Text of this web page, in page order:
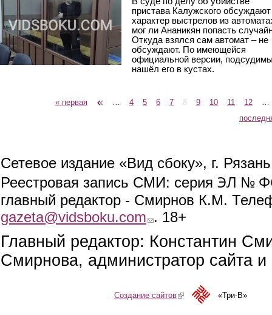
пристава Калужского обсуждают
характер выстрелов из автомата:
мог ли Ананикян попасть
Откуда взялся сам автомат – не
обсуждают. По имеющейся
официальной версии,
нашёл его в кустах.
« первая … 4 5 6 7 8 9 10 11 12
…
Сетевое издание «Вид сбоку», г.
Реестровая запись СМИ: серия ЭЛ №
главный редактор - Смирнов К.М.
gazeta@vidsboku.com (link sends e-mail)
. 18+
Главный редактор: Константин
Смирнова, администратор сайта
Создание сайтов(link is external)«Три-В»